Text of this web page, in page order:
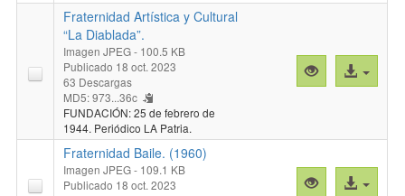
Fraternidad Artística y Cultural
“La Diablada”.
Imagen JPEG- 100.5 KB
Publicado 18 oct. 2023
63 Descargas
MD5: 973...36c
FUNDACIÓN: 25 de febrero de
1944. Periódico LA Patria.
Vista
previa
y
Cultural
“La
Acceso
al
Fraternidad Baile. (1960)
Imagen JPEG- 109.1 KB
Publicado 18 oct. 2023
Vista Acceso